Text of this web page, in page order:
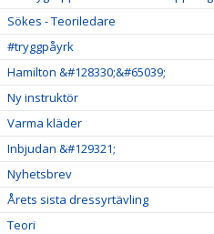
Sökes - Teoriledare
#tryggpåyrk
Hamilton &#128330;&#65039;
Ny instruktör
Varma kläder
Inbjudan &#129321;
Nyhetsbrev
Årets sista dressyrtävling
Teori